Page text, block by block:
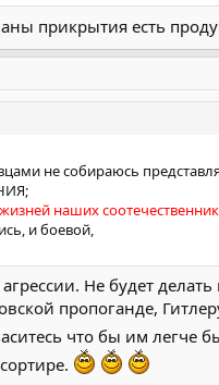
прикрытия есть
не собираюсь
наших
и боевой,
Не будет
пропоганде,
что бы им легче